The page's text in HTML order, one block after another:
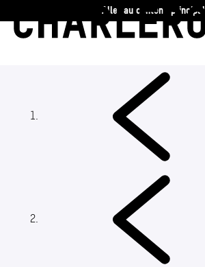
Aller au contenu principal
Charleroi
Vivre (Section actuelle)